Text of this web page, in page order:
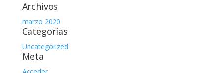
Archivos
marzo 2020
Categorías
Uncategorized
Meta